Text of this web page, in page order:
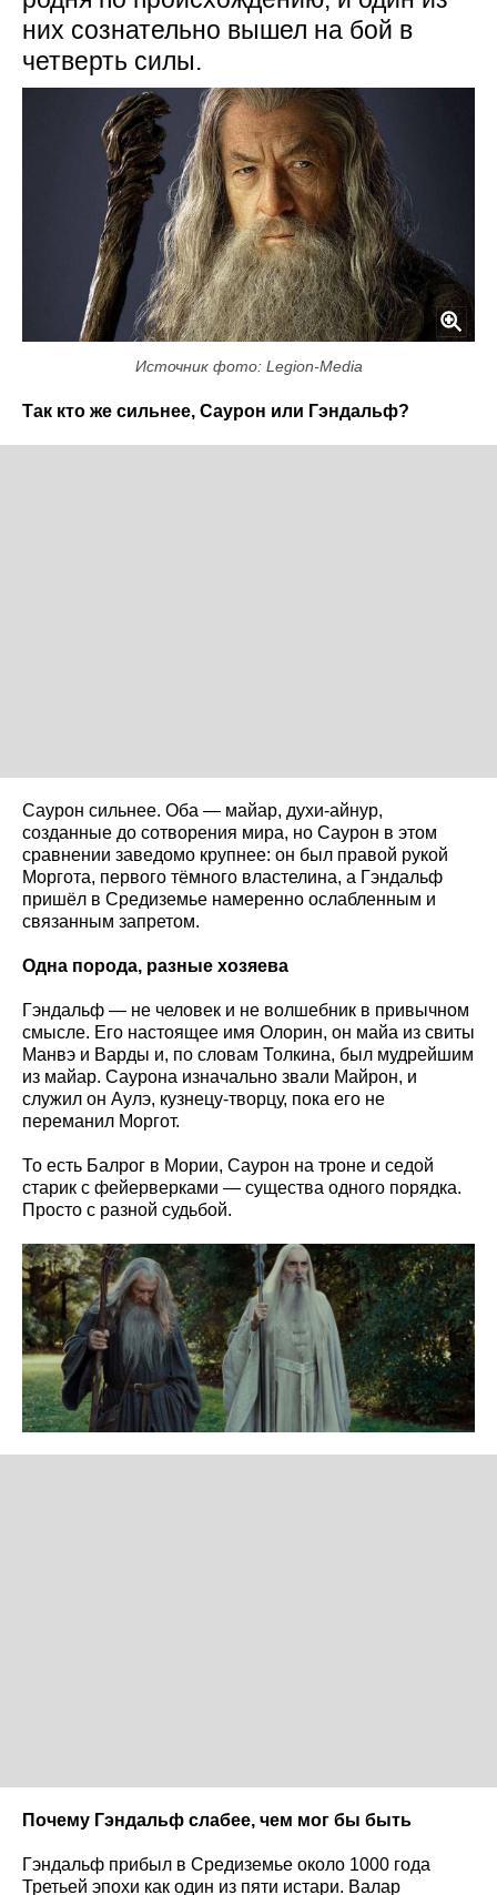
них сознательно вышел на бой в
четверть силы.
Источник фото: Legion-Media
Так кто же сильнее, Саурон или Гэндальф?
Саурон сильнее. Оба — майар, духи-айнур,
созданные до сотворения мира, но Саурон в этом
сравнении заведомо крупнее: он был правой рукой
Моргота, первого тёмного властелина, а Гэндальф
пришёл в Средиземье намеренно ослабленным и
связанным запретом.
Одна порода, разные хозяева
Гэндальф — не человек и не волшебник в привычном
смысле. Его настоящее имя Олорин, он майа из свиты
Манвэ и Варды и, по словам Толкина, был мудрейшим
из майар. Саурона изначально звали Майрон, и
служил он Аулэ, кузнецу-творцу, пока его не
переманил Моргот.
То есть Балрог в Мории, Саурон на троне и седой
старик с фейерверками — существа одного порядка.
Просто с разной судьбой.
Почему Гэндальф слабее, чем мог бы быть
Гэндальф прибыл в Средиземье около 1000 года
Третьей эпохи как один из пяти истари. Валар